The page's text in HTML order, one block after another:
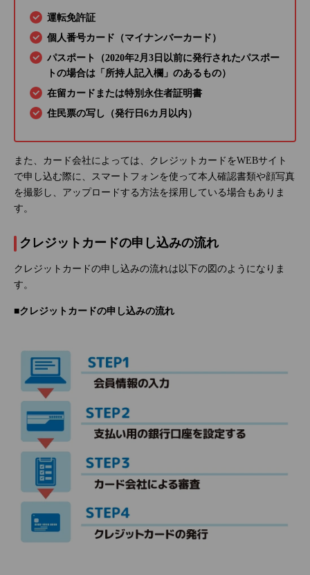
運転免許証
個人番号カード（マイナンバーカード）
パスポート（2020年2月3日以前に発行されたパスポー
トの場合は「所持人記入欄」のあるもの）
在留カードまたは特別永住者証明書
住民票の写し（発行日6カ月以内）
また、カード会社によっては、クレジットカードをWEBサイト
で申し込む際に、スマートフォンを使って本人確認書類や顔写真
を撮影し、アップロードする方法を採用している場合もありま
す。
クレジットカードの申し込みの流れ
クレジットカードの申し込みの流れは以下の図のようになりま
す。
■クレジットカードの申し込みの流れ